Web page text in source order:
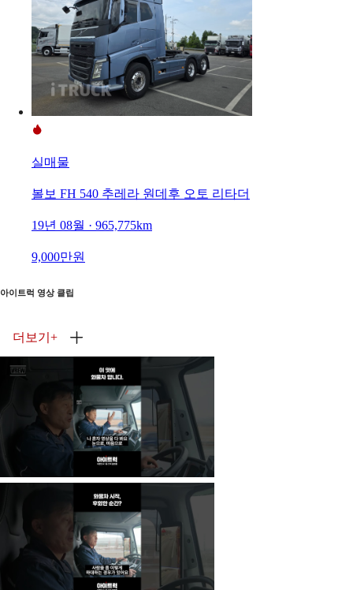
실매물
볼보 FH 540 추레라 원데후 오토 리타더
19년 08월 · 965,775km
9,000만원
아이트럭 영상 클립
더보기 +